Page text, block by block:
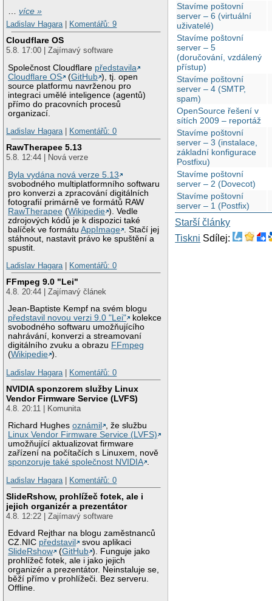
…více »
Ladislav Hagara| Komentářů: 9
Cloudflare OS
5.8. 17:00 | Zajímavý software
Společnost Cloudflare představila
Cloudflare OS
(GitHub ), tj. open
source platformu navrženou pro
integraci umělé inteligence (agentů)
přímo do pracovních procesů
organizací.
Ladislav Hagara| Komentářů: 0
RawTherapee 5.13
5.8. 12:44 | Nová verze
Byla vydána nová verze 5.13
svobodného multiplatformního softwaru
pro konverzi a zpracování digitálních
fotografií primárně ve formátů RAW
RawTherapee (Wikipedie ). Vedle
zdrojových kódů je k dispozici také
balíček ve formátuAppImage
. Stačí jej
stáhnout, nastavit právo ke spuštění a
spustit.
Ladislav Hagara| Komentářů: 0
FFmpeg 9.0 "Lei"
4.8. 20:44 | Zajímavý článek
Jean-Baptiste Kempf na svém blogu
představil novou verzi 9.0 "Lei"
kolekce
svobodného softwaru umožňujícího
nahrávání, konverzi a streamovaní
digitálního zvuku a obrazu FFmpeg
(Wikipedie ).
Ladislav Hagara| Komentářů: 0
NVIDIA sponzorem služby Linux
Vendor Firmware Service (LVFS)
4.8. 20:11 | Komunita
Richard Hughesoznámil
, že službu
Linux Vendor Firmware Service (LVFS)
umožňující aktualizovat firmware
zařízení na počítačích s Linuxem, nově
sponzoruje také společnost NVIDIA .
Ladislav Hagara| Komentářů: 0
SlideRshow, prohlížeč fotek, ale i
jejich organizér a prezentátor
4.8. 12:22 | Zajímavý software
Edvard Rejthar na blogu zaměstnanců
CZ.NIC představil
svou aplikaci
SlideRshow
(GitHub ). Funguje jako
prohlížeč fotek, ale i jako jejich
organizér a prezentátor. Neinstaluje se,
běží přímo v prohlížeči. Bez serveru.
Offline.
Stavíme poštovní
server – 6 (virtuální
uživatelé)
Stavíme poštovní
server – 5
(doručování, vzdálený
přístup)
Stavíme poštovní
server – 4 (SMTP,
spam)
OpenSource řešení v
sítích 2009 – reportáž
Stavíme poštovní
server – 3 (instalace,
základní konfigurace
Postfixu)
Stavíme poštovní
server – 2 (Dovecot)
Stavíme poštovní
server – 1 (Postfix)
Starší články
Tiskni Sdílej: